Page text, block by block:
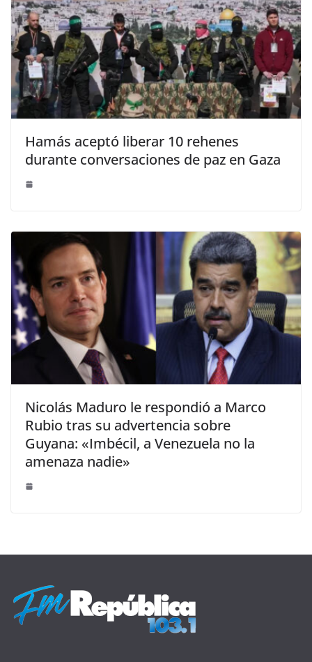
Hamás aceptó liberar 10 rehenes
durante conversaciones de paz en Gaza
Nicolás Maduro le respondió a Marco
Rubio tras su advertencia sobre
Guyana: «Imbécil, a Venezuela no la
amenaza nadie»